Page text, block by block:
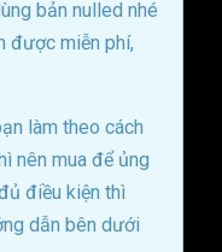
bản nulled nhé
được miễn phí,
làm theo cách
nên mua để ủng
điều kiện thì
dẫn bên dưới